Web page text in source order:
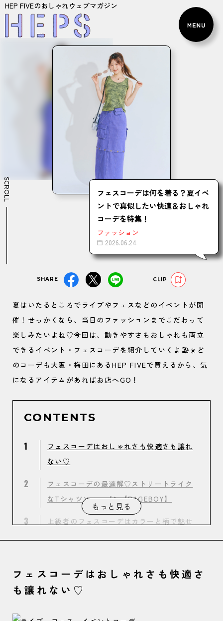
HEP FIVEのおしゃれウェブマガジン
フェスコーデは何を着る？夏イベ
ントで真似したい快適＆おしゃれ
コーデを特集！
ファッション
2026.06.24
SCROLL
SHARE CLIP
夏はいたるところでライブやフェスなどのイベントが開
催！せっかくなら、当日のファッションまでこだわって
楽しみたいよね♡今回は、動きやすさもおしゃれも両立
できるイベント・フェスコーデを紹介していくよ🏖️☀️ど
のコーデも大阪・梅田にあるHEP FIVEで買えるから、気
になるアイテムがあればお店へGO！
CONTENTS
1
フェスコーデはおしゃれさも快適さも譲れ
ない♡
2
フェスコーデの最適解♡ストリートライク
なTシャツ×ハーパン【PAGEBOY】
3
上級者のフェスコーデはカラーと柄で魅せ
に映える♡【CIAOPANIC】
もっと見る
フェスコーデはおしゃれさも快適さ
も譲れない♡